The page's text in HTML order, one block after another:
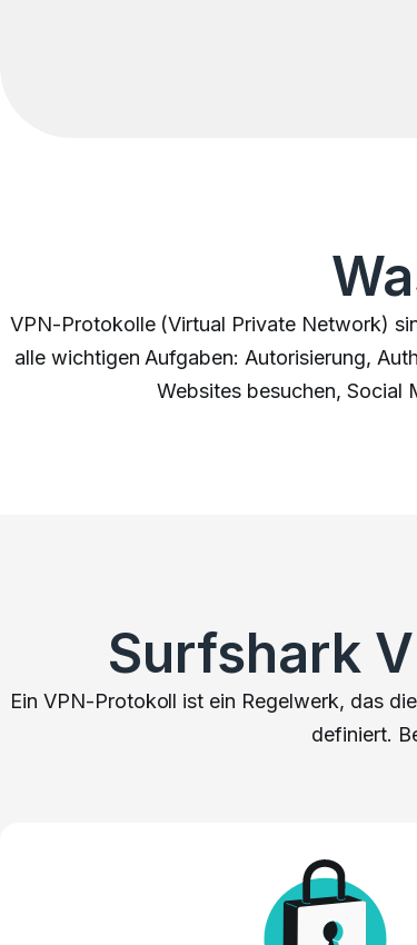
VPN-Protokolle (Virtual Private Network)
alle wichtigen Aufgaben: Autorisierung,
Websites besuchen, Social
Surfshark
Ein VPN-Protokoll ist ein Regelwerk, das
definiert.